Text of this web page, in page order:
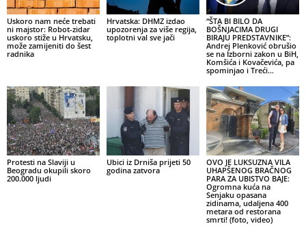
Uskoro nam neće trebati
ni majstor: Robot-zidar
uskoro stiže u Hrvatsku,
može zamijeniti do šest
radnika
Hrvatska: DHMZ izdao
upozorenja za više regija,
toplotni val sve jači
“ŠTA BI BILO DA
BOŠNJACIMA DRUGI
BIRAJU PREDSTAVNIKE”:
Andrej Plenković obrušio
se na Izborni zakon u BiH,
Komšića i Kovačevića, pa
spominjao i Treći...
Protesti na Slaviji u
Beogradu okupili skoro
200.000 ljudi
Ubici iz Drniša prijeti 50
godina zatvora
OVO JE LUKSUZNA VILA
UHAPŠENOG BRAČNOG
PARA ZA UBISTVO BAJE:
Ogromna kuća na
Senjaku opasana
zidinama, udaljena 400
metara od restorana
smrti! (foto, video)